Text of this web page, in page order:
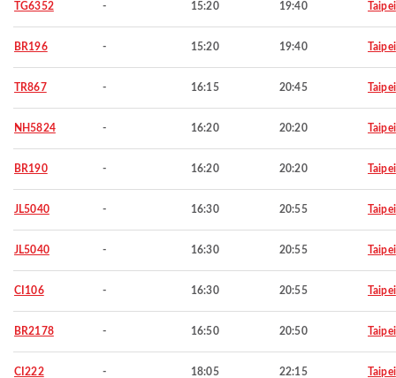
TG6352 - 15:20 19:40 Taipei
BR196 - 15:20 19:40 Taipei
TR867 - 16:15 20:45 Taipei
NH5824 - 16:20 20:20 Taipei
BR190 - 16:20 20:20 Taipei
JL5040 - 16:30 20:55 Taipei
JL5040 - 16:30 20:55 Taipei
CI106 - 16:30 20:55 Taipei
BR2178 - 16:50 20:50 Taipei
CI222 - 18:05 22:15 Taipei